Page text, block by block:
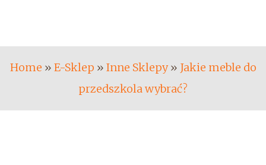
Home » E-Sklep » Inne Sklepy» Jakie meble do
przedszkola wybrać?